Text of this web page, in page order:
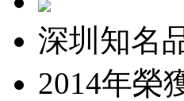
深圳知名
2014年榮